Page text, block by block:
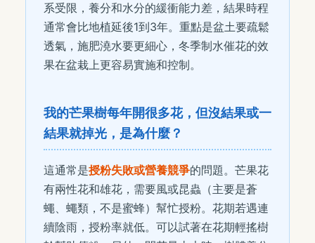
系受限，養分和水分的緩衝能力差，結果時程
通常會比地植延後1到3年。重點是盆土要疏鬆
透氣，施肥澆水要更細心，冬季制水催花的效
果在盆栽上更容易實施和控制。
我的芒果樹每年開很多花，但沒結果或一
結果就掉光，是為什麼？
這通常是授粉失敗或營養競爭的問題。芒果花
有兩性花和雄花，需要風或昆蟲（主要是蒼
蠅、蠅類，不是蜜蜂）幫忙授粉。花期若遇連
續陰雨，授粉率就低。可以試著在花期輕搖樹